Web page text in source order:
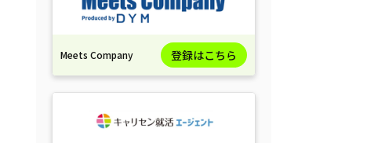
Meets Company 登録はこちら